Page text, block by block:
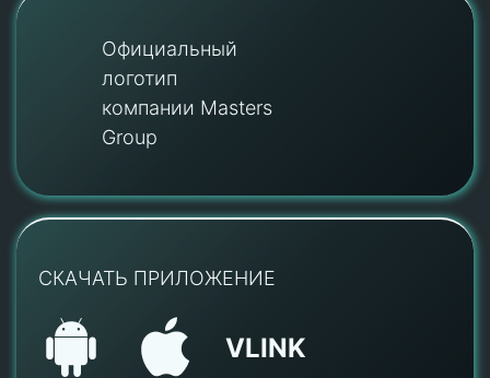
Официальный
логотип
компании Masters
Group
СКАЧАТЬ ПРИЛОЖЕНИЕ
VLINK